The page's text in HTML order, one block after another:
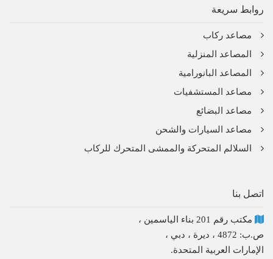
روابط سريعة
مصاعد ركاب
المصاعد المنزلية
المصاعد البانورامية
مصاعد المستشفيات
مصاعد البضائع
مصاعد السيارات والشحن
السلالم المتحركة والممشى المتحرك للركاب
اتصل بنا
مكتب رقم 201 بناء الياسمين ،
ص.ب: 4872 ، ديرة ، دبي ،
الإمارات العربية المتحدة.